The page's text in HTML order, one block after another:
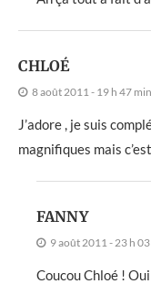
CHLOÉ
8 août 2011 - 19 h 47 min
J’adore , je suis
magnifiques mais
FANNY
9 août 2011 - 23 h
Coucou Chloé !